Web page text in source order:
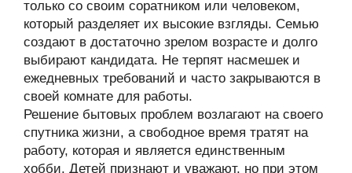
только со своим соратником или человеком,
который разделяет их высокие взгляды. Семью
создают в достаточно зрелом возрасте и долго
выбирают кандидата. Не терпят насмешек и
ежедневных требований и часто закрываются в
своей комнате для работы.
Решение бытовых проблем возлагают на своего
спутника жизни, а свободное время тратят на
работу, которая и является единственным
хобби. Детей признают и уважают, но при этом